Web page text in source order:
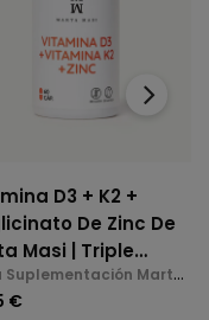
D3 + K2 +
De Zinc De
Masi | Triple
Huesos,
Y Bienestar
Suplementación Marta
€
›